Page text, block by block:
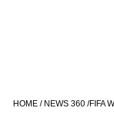
CINEMA
HOME / NEWS 360 /FIFA